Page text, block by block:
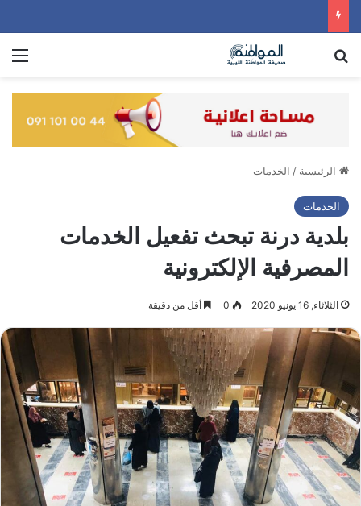
الرئيسية / الخدمات
الخدمات
بلدية درنة تبحث تفعيل الخدمات
المصرفية الإلكترونية
الثلاثاء, 16 يونيو 2020 0 أقل من دقيقة